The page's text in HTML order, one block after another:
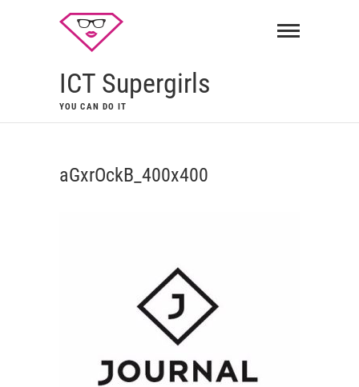
ICT Supergirls
YOU CAN DO IT
aGxrOckB_400x400